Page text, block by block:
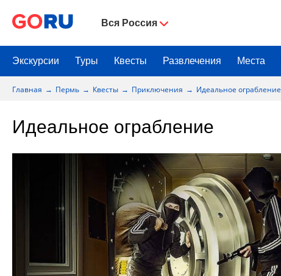
Вся Россия
Экскурсии Туры Квесты Развлечения Места
Главная Пермь Квесты Приключения Идеальное ограбление
Идеальное ограбление